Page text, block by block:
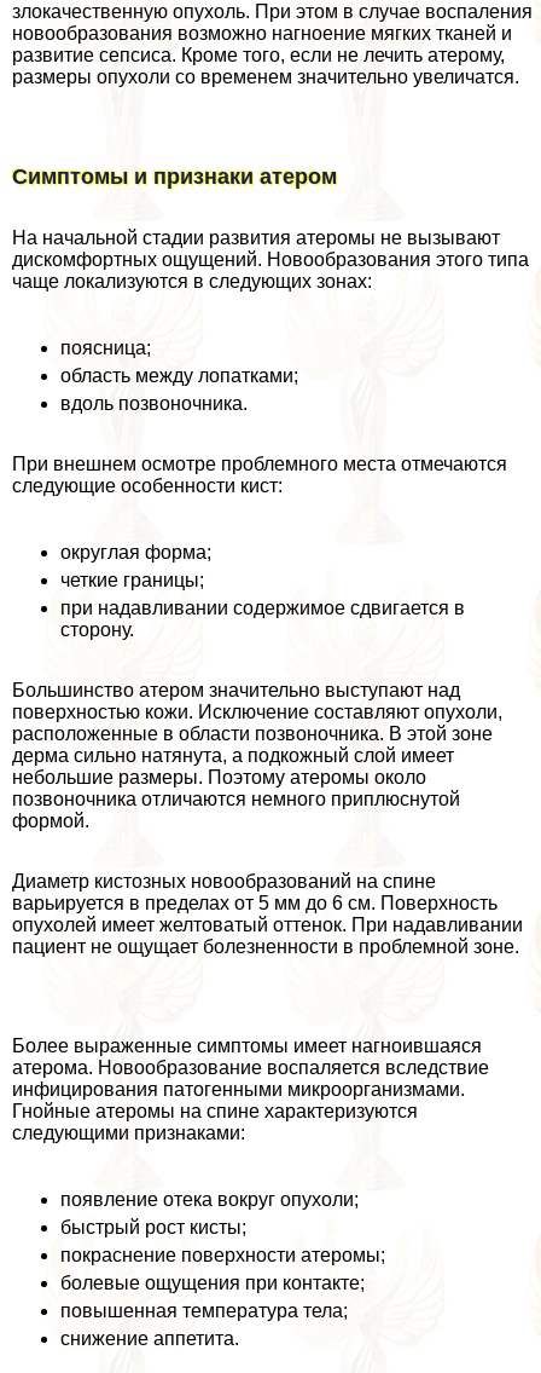
злокачественную опухоль. При этом в случае воспаления
новообразования возможно нагноение мягких тканей и
развитие сепсиса. Кроме того, если не лечить атерому,
размеры опухоли со временем значительно увеличатся.
Симптомы и признаки атером
На начальной стадии развития атеромы не вызывают
дискомфортных ощущений. Новообразования этого типа
чаще локализуются в следующих зонах:
поясница;
область между лопатками;
вдоль позвоночника.
При внешнем осмотре проблемного места отмечаются
следующие особенности кист:
округлая форма;
четкие границы;
при надавливании содержимое сдвигается в
сторону.
Большинство атером значительно выступают над
поверхностью кожи. Исключение составляют опухоли,
расположенные в области позвоночника. В этой зоне
дерма сильно натянута, а подкожный слой имеет
небольшие размеры. Поэтому атеромы около
позвоночника отличаются немного приплюснутой
формой.
Диаметр кистозных новообразований на спине
варьируется в пределах от 5 мм до 6 см. Поверхность
опухолей имеет желтоватый оттенок. При надавливании
пациент не ощущает болезненности в проблемной зоне.
Более выраженные симптомы имеет нагноившаяся
атерома. Новообразование воспаляется вследствие
инфицирования патогенными микроорганизмами.
Гнойные атеромы на спине хаpaктеризуются
следующими признаками:
появление отека вокруг опухоли;
быстрый рост кисты;
покраснение поверхности атеромы;
болевые ощущения при контакте;
повышенная температура тела;
снижение аппетита.